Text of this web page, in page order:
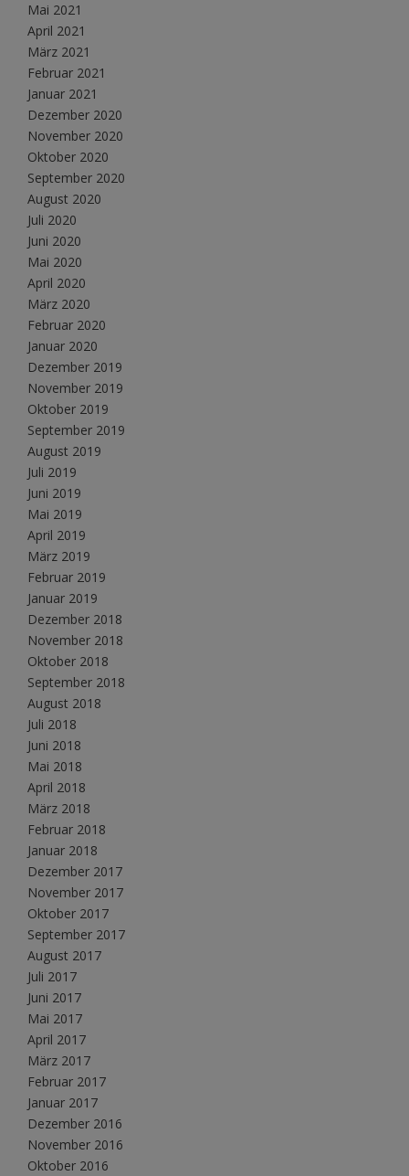
Mai 2021
April 2021
März 2021
Februar 2021
Januar 2021
Dezember 2020
November 2020
Oktober 2020
September 2020
August 2020
Juli 2020
Juni 2020
Mai 2020
April 2020
März 2020
Februar 2020
Januar 2020
Dezember 2019
November 2019
Oktober 2019
September 2019
August 2019
Juli 2019
Juni 2019
Mai 2019
April 2019
März 2019
Februar 2019
Januar 2019
Dezember 2018
November 2018
Oktober 2018
September 2018
August 2018
Juli 2018
Juni 2018
Mai 2018
April 2018
März 2018
Februar 2018
Januar 2018
Dezember 2017
November 2017
Oktober 2017
September 2017
August 2017
Juli 2017
Juni 2017
Mai 2017
April 2017
März 2017
Februar 2017
Januar 2017
Dezember 2016
November 2016
Oktober 2016